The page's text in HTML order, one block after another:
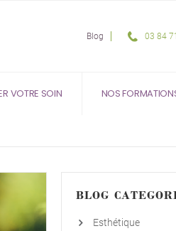
Blog 03 84
VOTRE SOIN NOS
BLOG
Esthétique